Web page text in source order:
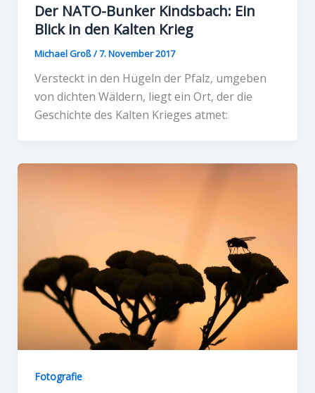
Der NATO-Bunker Kindsbach: Ein
Blick in den Kalten Krieg
Michael Groß/7. November 2017
Versteckt in den Hügeln der Pfalz, umgeben
von dichten Wäldern, liegt ein Ort, der die
Geschichte des Kalten Krieges atmet:
Fotografie